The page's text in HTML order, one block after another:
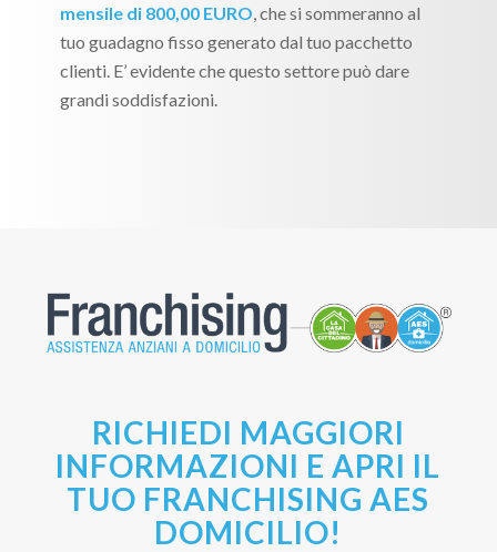
mensile di 800,00 EURO , che si sommeranno al
tuo guadagno fisso generato dal tuo pacchetto
clienti. E’ evidente che questo settore può dare
grandi soddisfazioni.
RICHIEDI MAGGIORI
INFORMAZIONI E APRI IL
TUO FRANCHISING AES
DOMICILIO!